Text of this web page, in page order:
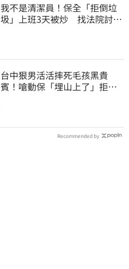
我不是清潔員！保全「拒倒垃
圾」上班3天被炒 找法院討公
台中狠男活活摔死毛孩黑貴
賓！嗆動保「埋山上了」拒交
Recommended by